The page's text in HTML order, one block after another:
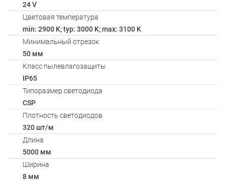
24 V
Цветовая температура
min: 2900 K; typ: 3000 K; max: 3100 K
Минимальный отрезок
50 мм
Класс пылевлагозащиты
IP65
Типоразмер светодиода
CSP
Плотность светодиодов
320 шт/м
Длина
5000 мм
Ширина
8 мм